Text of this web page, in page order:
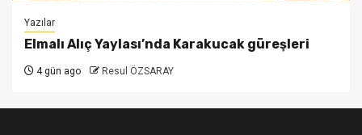
Yazılar
Elmalı Alıç Yaylası’nda Karakucak güreşleri
4 gün ago Resul ÖZSARAY